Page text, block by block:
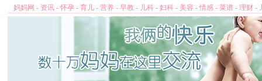
妈妈网 - 资讯 - 怀孕 - 育儿 - 营养 - 早教 - 儿科 - 妇科 - 美容 - 情感 - 菜谱 - 理财 -